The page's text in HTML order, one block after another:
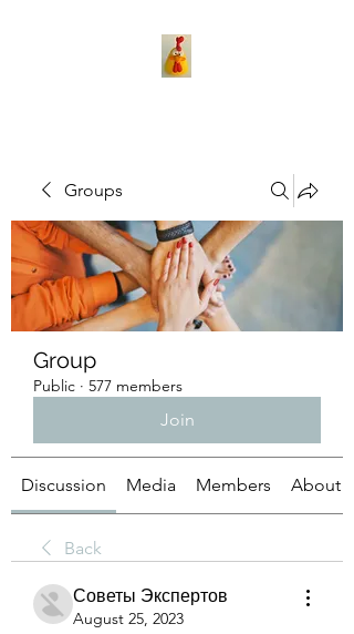
Groups
Group
Public · 577 members
Join
Discussion Media Members About
Back
Советы Экспертов
August 25, 2023